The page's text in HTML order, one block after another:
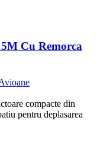
Cu Remorca
compacte din
pentru deplasarea